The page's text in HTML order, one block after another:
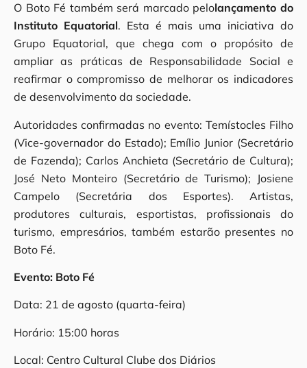
O Boto Fé também será marcado pelolançamento do
Instituto Equatorial. Esta é mais uma iniciativa do
Grupo Equatorial, que chega com o propósito de
ampliar as práticas de Responsabilidade Social e
reafirmar o compromisso de melhorar os indicadores
de desenvolvimento da sociedade.
Autoridades confirmadas no evento: Temístocles Filho
(Vice-governador do Estado); Emílio Junior (Secretário
de Fazenda); Carlos Anchieta (Secretário de Cultura);
José Neto Monteiro (Secretário de Turismo); Josiene
Campelo (Secretária dos Esportes). Artistas,
produtores culturais, esportistas, profissionais do
turismo, empresários, também estarão presentes no
Boto Fé.
Evento: Boto Fé
Data: 21 de agosto (quarta-feira)
Horário: 15:00 horas
Local: Centro Cultural Clube dos Diários